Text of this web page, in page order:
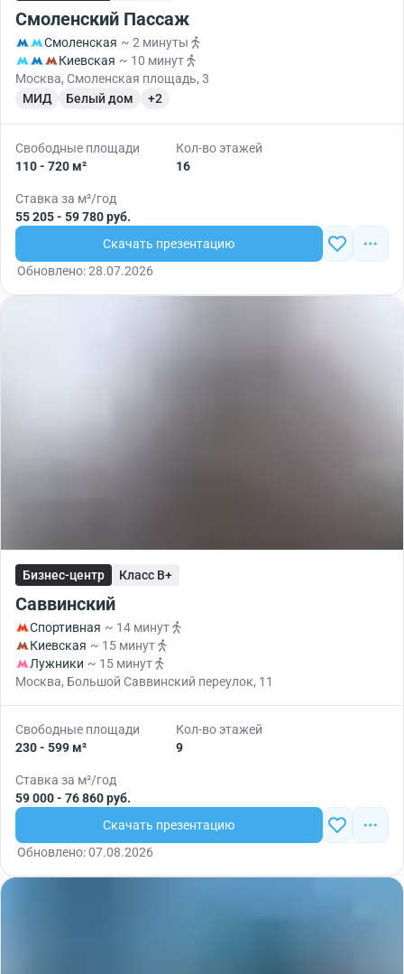
Смоленский Пассаж
Смоленская ~ 2 минуты
Киевская ~ 10 минут
Москва, Смоленская площадь, 3
МИД
Белый дом +2
Свободные площади
110 - 720 м²
Кол-во этажей
16
Ставка за м²/год
55 205 - 59 780 руб.
Скачать презентацию
Обновлено: 28.07.2026
Бизнес-центр Класс B+
Саввинский
Спортивная ~ 14 минут
Киевская ~ 15 минут
Лужники ~ 15 минут
Москва, Большой Саввинский переулок, 11
Свободные площади
230 - 599 м²
Кол-во этажей
9
Ставка за м²/год
59 000 - 76 860 руб.
Скачать презентацию
Обновлено: 07.08.2026